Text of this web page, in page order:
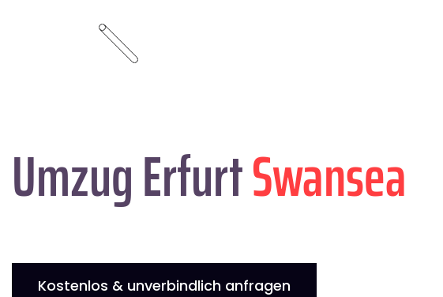
Umzug ErfurtSwansea
Kostenlos & unverbindlich anfragen